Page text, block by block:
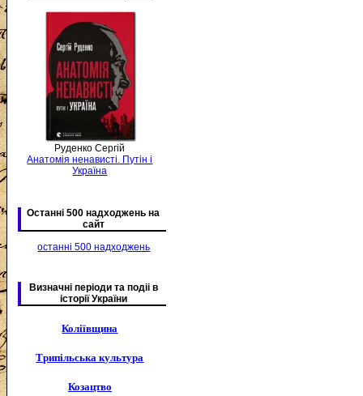
Руденко Сергій
Анатомія ненависті. Путін і
Україна
Останні 500 надходжень на
сайт
останні 500 надходжень
Визначні періоди та подіі в
історії України
Коліївщина
Трипільська культура
Козацтво